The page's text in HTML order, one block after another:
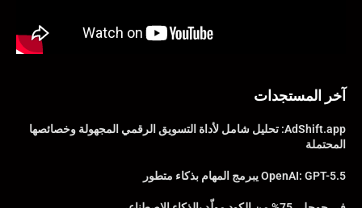
آخر المستجدات
AdShift.app: تحليل شامل لأداة التسويق الرقمي المجهولة وخصائصها
المحتملة
OpenAI: GPT-5.5 يبرمج المهام بذكاء متطور